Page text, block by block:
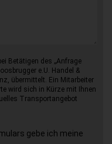
Betätigen des „Anfrage
e.U. Handel &
übermittelt. Ein Mitarbeiter
wird sich in Kürze mit Ihnen
Transportangebot
gebe ich meine